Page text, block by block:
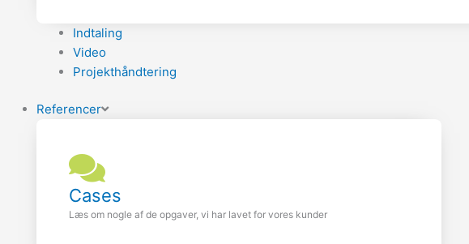
Indtaling
Video
Projekthåndtering
Referencer
Cases
Læs om nogle af de opgaver, vi har lavet for vores kunder